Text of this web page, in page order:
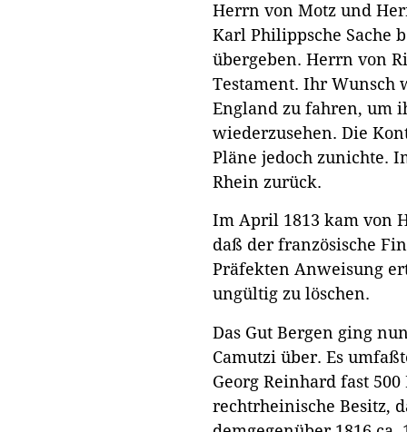
Herrn von Motz und
Karl Philippsche Sache
übergeben. Herrn von
Testament. Ihr Wunsch
England zu fahren, um
wiederzusehen. Die
Pläne jedoch zunichte.
Rhein zurück.
Im April 1813 kam von
daß der französische
Präfekten Anweisung
ungültig zu löschen.
Das Gut Bergen ging
Camutzi über. Es
Georg Reinhard fast
rechtrheinische Besitz,